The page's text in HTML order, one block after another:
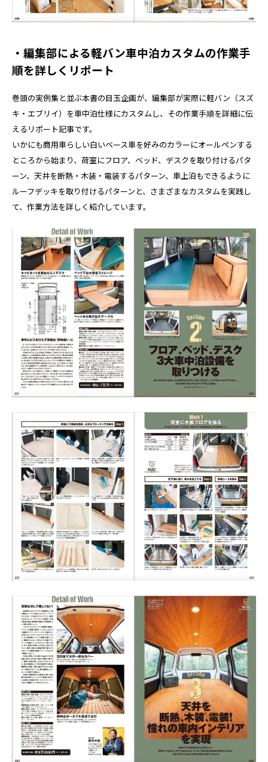
・編集部による軽バン車中泊カスタムの作業手
順を詳しくリポート
巻頭の実例集と並ぶ本書の目玉企画が、編集部が実際に軽バン（スズ
キ・エブリイ）を車中泊仕様にカスタムし、その作業手順を詳細に伝
えるリポート記事です。
いかにも商用車らしい白いベース車を好みのカラーにオールペンする
ところから始まり、荷室にフロア、ベッド、デスクを取り付けるパタ
ーン、天井を断熱・木装・電装するパターン、車上泊もできるように
ルーフデッキを取り付けるパターンと、さまざまなカスタムを実践し
て、作業方法を詳しく紹介しています。